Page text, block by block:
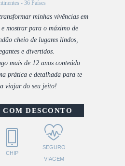
- 36 Países
minhas vivências em
mostrar para o máximo de
cheio de lugares lindos,
e divertidos.
mais de 12 anos conteúdo
prática e detalhada para te
viajar do seu jeito!
COM DESCONTO
CHIP
SEGURO
VIAGEM